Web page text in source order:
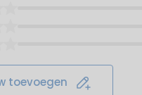
toevoegen